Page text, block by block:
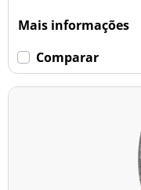
Mais informações
Comparar